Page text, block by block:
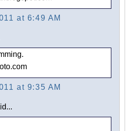
at 6:49 AM
at 9:35 AM